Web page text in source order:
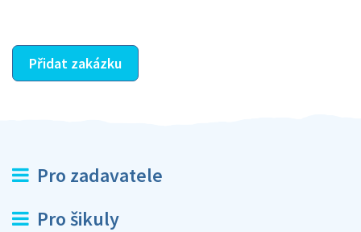
Přidat zakázku
Pro zadavatele
Pro šikuly